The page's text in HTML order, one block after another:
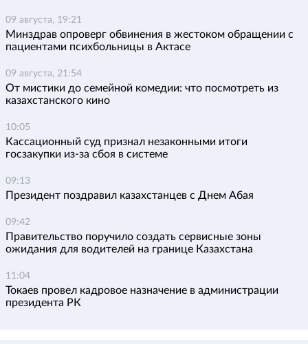
09 августа, 19:21
Минздрав опроверг обвинения в жестоком обращении с
пациентами психбольницы в Актасе
09 августа, 21:54
От мистики до семейной комедии: что посмотреть из
казахстанского кино
10:05
Кассационный суд признал незаконными итоги
госзакупки из-за сбоя в системе
09:13
Президент поздравил казахстанцев с Днем Абая
09:42
Правительство поручило создать сервисные зоны
ожидания для водителей на границе Казахстана
11:04
Токаев провел кадровое назначение в администрации
президента РК